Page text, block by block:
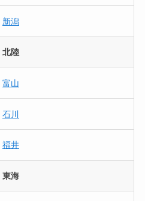
新潟
北陸
富山
石川
福井
東海